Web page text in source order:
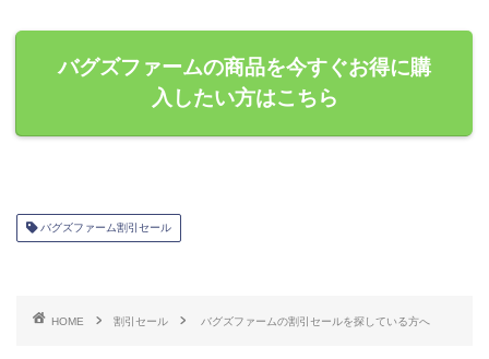
バグズファームの商品を今すぐお得に購
入したい方はこちら
バグズファーム割引セール
HOME 割引セール バグズファームの割引セールを探している方へ